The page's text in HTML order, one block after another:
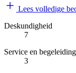
Lees volledige
Deskundigheid
7
Service en begeleiding
3